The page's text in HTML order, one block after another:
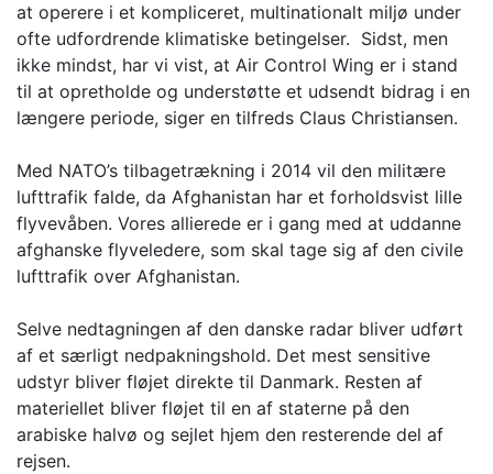
at operere i et kompliceret, multinationalt miljø under
ofte udfordrende klimatiske betingelser. Sidst, men
ikke mindst, har vi vist, at Air Control Wing er i stand
til at opretholde og understøtte et udsendt bidrag i en
længere periode, siger en tilfreds Claus Christiansen.
Med NATO’s tilbagetrækning i 2014 vil den militære
lufttrafik falde, da Afghanistan har et forholdsvist lille
flyvevåben. Vores allierede er i gang med at uddanne
afghanske flyveledere, som skal tage sig af den civile
lufttrafik over Afghanistan.
Selve nedtagningen af den danske radar bliver udført
af et særligt nedpakningshold. Det mest sensitive
udstyr bliver fløjet direkte til Danmark. Resten af
materiellet bliver fløjet til en af staterne på den
arabiske halvø og sejlet hjem den resterende del af
rejsen.